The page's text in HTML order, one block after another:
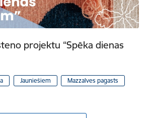
projektu “Spēka dienas
Jauniešiem Mazzalves pagasts